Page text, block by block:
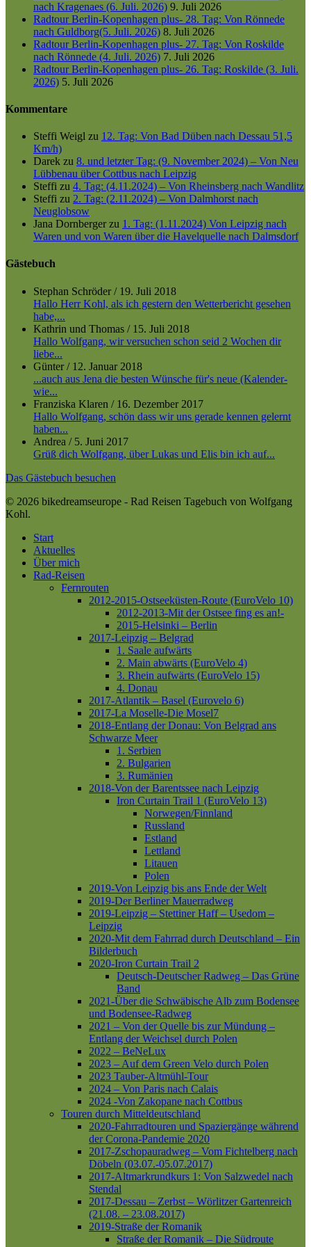
nach Kragenaes (6. Juli. 2026) 9. Juli 2026
Radtour Berlin-Kopenhagen plus- 28. Tag: Von Rönnede
nach Guldborg(5. Juli. 2026) 8. Juli 2026
Radtour Berlin-Kopenhagen plus- 27. Tag: Von Roskilde
nach Rönnede (4. Juli. 2026) 7. Juli 2026
Radtour Berlin-Kopenhagen plus- 26. Tag: Roskilde (3. Juli.
2026) 5. Juli 2026
Kommentare
Steffi Weigl zu 12. Tag: Von Bad Düben nach Dessau 51,5
Km/h)
Darek zu 8. und letzter Tag: (9. November 2024) – Von Neu
Lübbenau über Cottbus nach Leipzig
Steffi zu 4. Tag: (4.11.2024) – Von Rheinsberg nach Wandlitz
Steffi zu 2. Tag: (2.11.2024) – Von Dalmhorst nach
Neuglobsow
Jana Dornbergerzu 1. Tag: (1.11.2024) Von Leipzig nach
Waren und von Waren über die Havelquelle nach Dalmsdorf
Gästebuch
Stephan Schröder/ 19. Juli 2018
Hallo Herr Kohl, als ich gestern den Wetterbericht gesehen
habe,...
Kathrin und Thomas / 15. Juli 2018
Hallo Wolfgang, wir versuchen schon seid 2 Wochen dir
liebe...
Günter/ 12. Januar 2018
...auch aus Jena die besten Wünsche für's neue (Kalender-
wie...
Franziska Klaren / 16. Dezember 2017
Hallo Wolfgang, schön dass wir uns gerade kennen gelernt
haben...
Andrea / 5. Juni 2017
Grüß dich Wolfgang, über Lukas und Elis bin ich auf...
Das Gästebuch besuchen
© 2026 bikedreamseurope - Rad Reisen Tagebuch von Wolfgang
Kohl.
Close
Menu
Start
Aktuelles
Über mich
Rad-Reisen
Fernrouten
2012-2015-Ostseeküsten-Route (EuroVelo 10)
2012-2013-Mit der Ostsee fing es an!-
2015-Helsinki – Berlin
2017-Leipzig – Belgrad
1. Saale aufwärts
2. Main abwärts (EuroVelo 4)
3. Rhein aufwärts (EuroVelo 15)
4. Donau
2017-Atlantik – Basel (Eurovelo 6)
2017-La Moselle-Die Mosel7
2018-Entlang der Donau: Von Belgrad ans
Schwarze Meer
1. Serbien
2. Bulgarien
3. Rumänien
2018-Von der Barentssee nach Leipzig
Iron Curtain Trail 1 (EuroVelo 13)
Norwegen/Finnland
Russland
Estland
Lettland
Litauen
Polen
2019-Von Leipzig bis ans Ende der Welt
2019-Der Berliner Mauerradweg
2019-Leipzig – Stettiner Haff – Usedom –
Leipzig
2020-Mit dem Fahrrad durch Deutschland – Ein
Bilderbuch
2020-Iron Curtain Trail 2
Deutsch-Deutscher Radweg – Das Grüne
Band
2021-Über die Schwäbische Alb zum Bodensee
und Bodensee-Radweg
2021 – Von der Quelle bis zur Mündung –
Entlang der Weichsel durch Polen
2022 – BeNeLux
2023 – Auf dem Green Velo durch Polen
2023 Tauber-Altmühl-Tour
2024 – Von Paris nach Calais
2024 -Von Zakopane nach Cottbus
Touren durch Mitteldeutschland
2020-Fahrradtouren und Spaziergänge während
der Corona-Pandemie 2020
2017-Zschopauradweg – Vom Fichtelberg nach
Döbeln (03.07.-05.07.2017)
2017-Altmarkrundkurs 1: Von Salzwedel nach
Stendal
2017-Dessau – Zerbst – Wörlitzer Gartenreich
(21.08. – 23.08.2017)
2019-Straße der Romanik
Straße der Romanik – Die Südroute